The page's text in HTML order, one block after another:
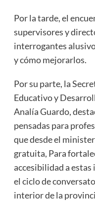
Por la tarde, el
supervisores y
interrogantes
y cómo mejorarlos.
Por su parte, la
Educativo y
Analía Guardo,
pensadas para
que desde el
gratuita, Para
accesibilidad a estas
el ciclo de
interior de la